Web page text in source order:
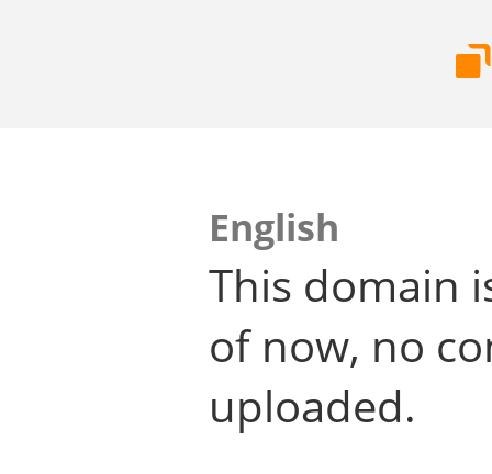
English
This domain
of now, no
uploaded.